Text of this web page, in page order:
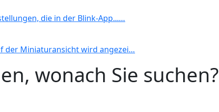
die in der Blink-App...…
der Miniaturansicht wird angezei…
wonach Sie suchen?